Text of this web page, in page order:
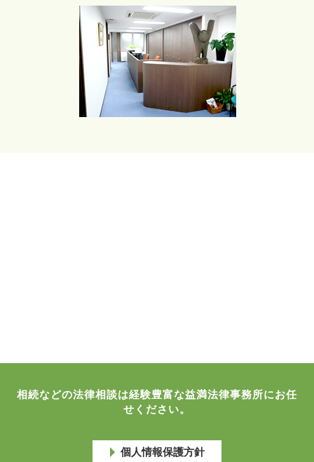
相続などの法律相談は経験豊富な益満法律事務所にお任
せください。
個人情報保護方針